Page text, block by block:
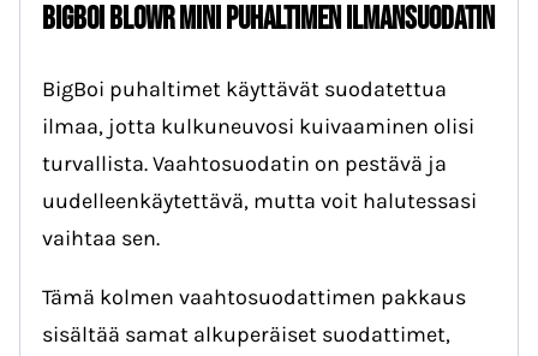
BIGBOI BLOWR MINI PUHALTIMEN ILMANSUODATIN
BigBoi puhaltimet käyttävät suodatettua
ilmaa, jotta kulkuneuvosi kuivaaminen olisi
turvallista. Vaahtosuodatin on pestävä ja
uudelleenkäytettävä, mutta voit halutessasi
vaihtaa sen.
Tämä kolmen vaahtosuodattimen pakkaus
sisältää samat alkuperäiset suodattimet,